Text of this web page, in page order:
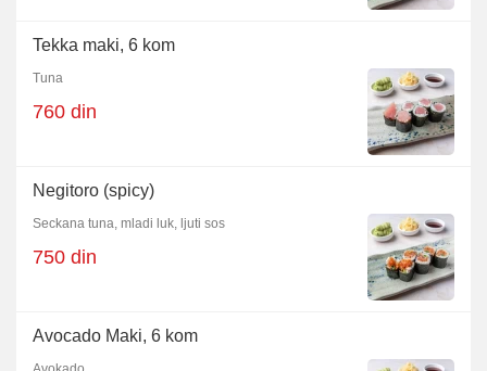
Tekka maki, 6 kom
Tuna
760 din
Negitoro (spicy)
Seckana tuna, mladi luk, ljuti sos
750 din
Avocado Maki, 6 kom